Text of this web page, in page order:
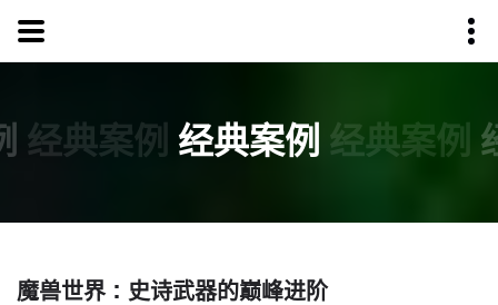
经典案例 经典案例 经典案例
魔兽世界：史诗武器的巅峰进阶